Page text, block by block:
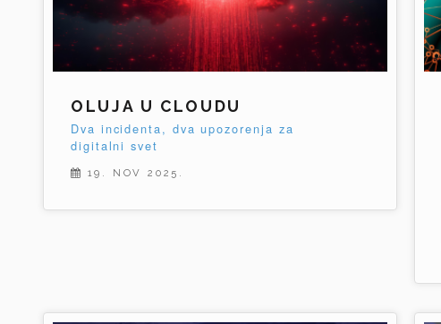
OLUJA U CLOUDU
Dva incidenta, dva upozorenja za
digitalni svet
19. NOV 2025.